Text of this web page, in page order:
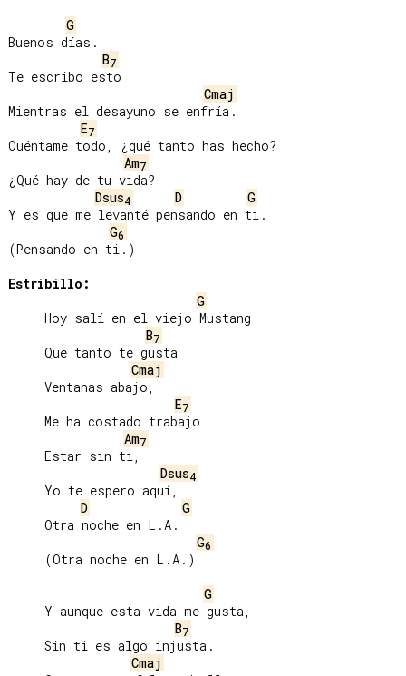
G
Buenos días.
B7
Te escribo esto
Cmaj
Mientras el desayuno se enfría.
E7
Cuéntame todo, ¿qué tanto has hecho?
Am7
¿Qué hay de tu vida?
Dsus4 D
G
Y es que me levanté pensando en ti.
G6
(Pensando en ti.)
Estribillo:
G
B7
Cmaj
E7
Am7
Dsus4
D
G
G6
G
B7
Cmaj